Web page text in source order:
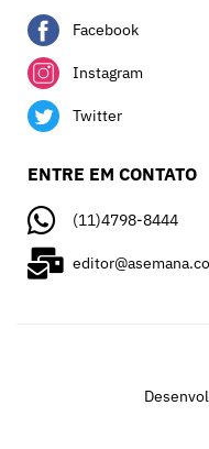
Facebook
Instagram
Twitter
ENTRE EM CONTATO
(11)4798-8444